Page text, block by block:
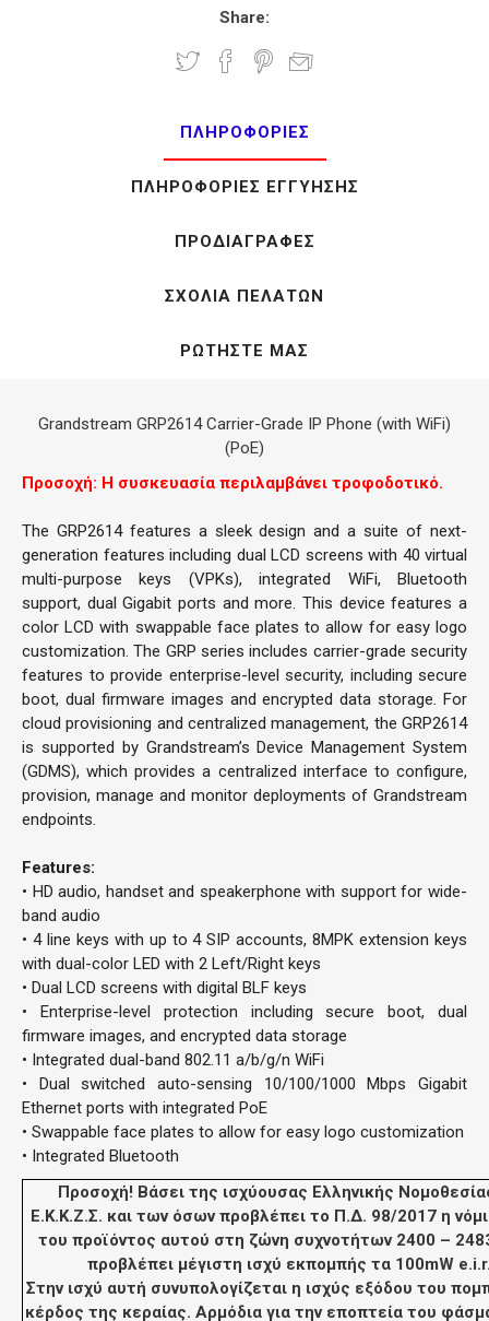
Share:
ΠΛΗΡΟΦΟΡΊΕΣ
ΠΛΗΡΟΦΟΡΊΕΣ ΕΓΓΎΗΣΗΣ
ΠΡΟΔΙΑΓΡΑΦΈΣ
ΣΧΌΛΙΑ ΠΕΛΑΤΏΝ
ΡΩΤΉΣΤΕ ΜΑΣ
Grandstream GRP2614 Carrier-Grade IP Phone (with WiFi)
(PoE)
Προσοχή: Η συσκευασία περιλαμβάνει τροφοδοτικό.
The GRP2614 features a sleek design and a suite of next-
generation features including dual LCD screens with 40 virtual
multi-purpose keys (VPKs), integrated WiFi, Bluetooth
support, dual Gigabit ports and more. This device features a
color LCD with swappable face plates to allow for easy logo
customization. The GRP series includes carrier-grade security
features to provide enterprise-level security, including secure
boot, dual firmware images and encrypted data storage. For
cloud provisioning and centralized management, the GRP2614
is supported by Grandstream’s Device Management System
(GDMS), which provides a centralized interface to configure,
provision, manage and monitor deployments of Grandstream
endpoints.
Features:
• HD audio, handset and speakerphone with support for wide-
band audio
• 4 line keys with up to 4 SIP accounts, 8MPK extension keys
with dual-color LED with 2 Left/Right keys
• Dual LCD screens with digital BLF keys
• Enterprise-level protection including secure boot, dual
firmware images, and encrypted data storage
• Integrated dual-band 802.11 a/b/g/n WiFi
• Dual switched auto-sensing 10/100/1000 Mbps Gigabit
Ethernet ports with integrated PoE
• Swappable face plates to allow for easy logo customization
• Integrated Bluetooth
Προσοχή! Βάσει της ισχύουσας Ελληνικής
Ε.Κ.Κ.Ζ.Σ. και των όσων προβλέπει το Π.Δ. 98/2017 η
του προϊόντος αυτού στη ζώνη συχνοτήτων 2400 –
προβλέπει μέγιστη ισχύ εκπομπής τα 100mW
Στην ισχύ αυτή συνυπολογίζεται η ισχύς εξόδου του
κέρδος της κεραίας. Αρμόδια για την εποπτεία του